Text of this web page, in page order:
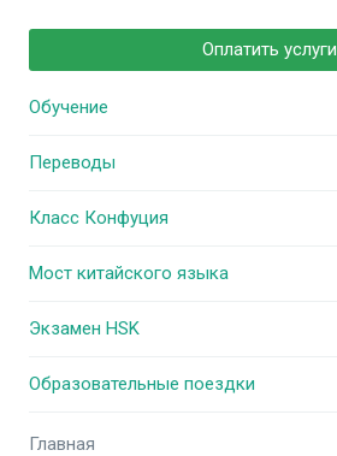
Оплатить услуги
Обучение
Переводы
Класс Конфуция
Мост китайского языка
Экзамен HSK
Образовательные поездки
Главная